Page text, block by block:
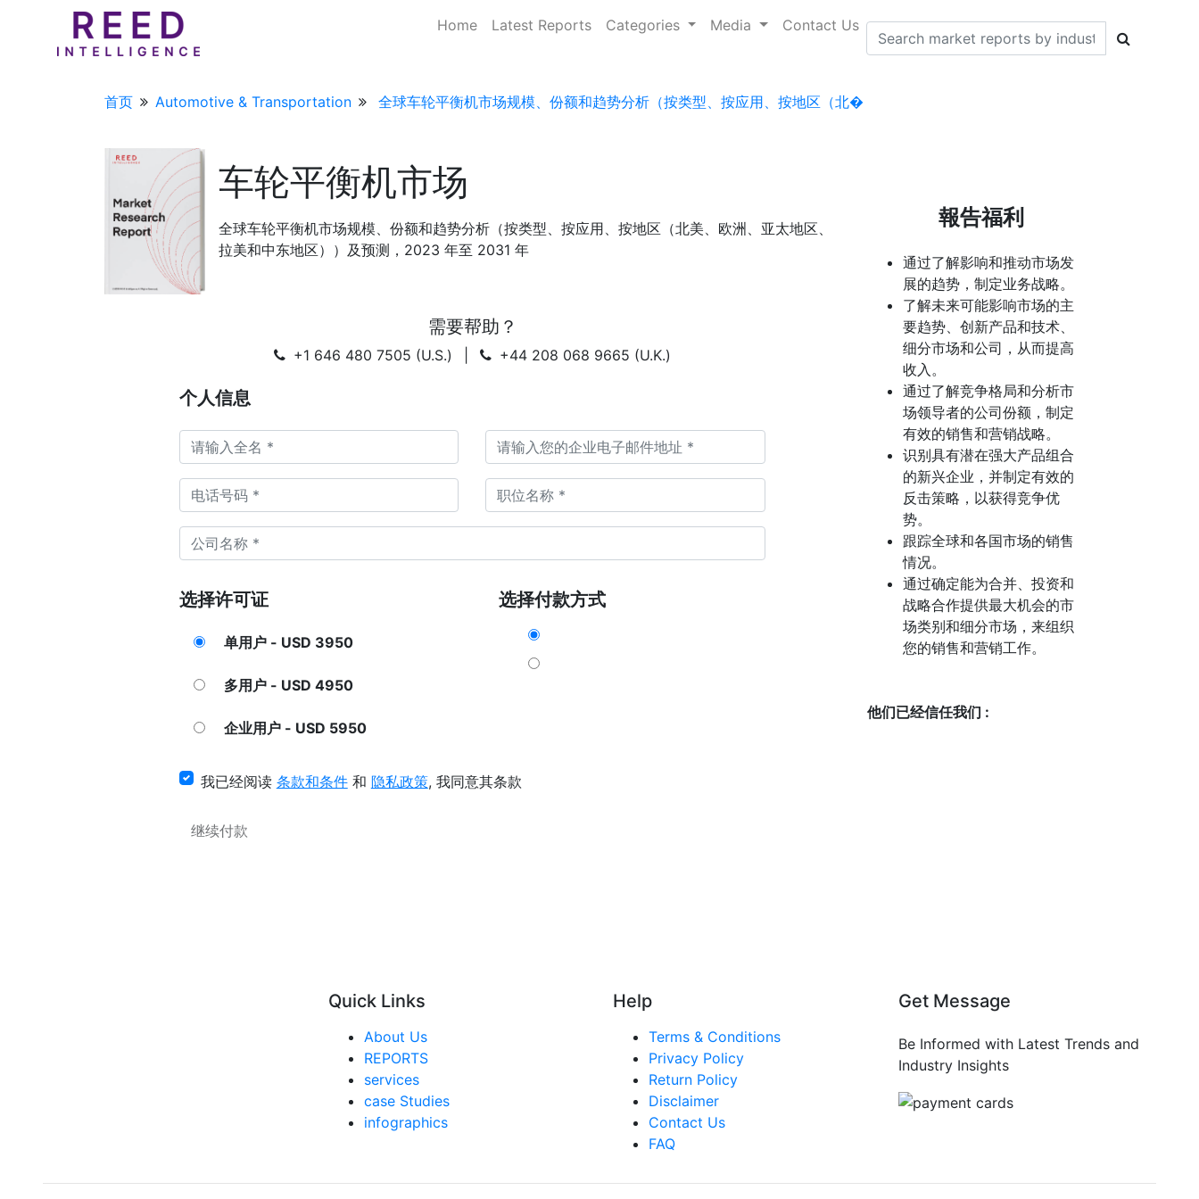
Home Latest Reports Categories Media Contact Us
首页 Automotive & Transportation 全球车轮平衡机市场规模、份额和趋势分析（按类型、按应用、按地区（北�
车轮平衡机市场
全球车轮平衡机市场规模、份额和趋势分析（按类型、按应用、按地区（北美、欧洲、亚太地区、
拉美和中东地区））及预测，2023 年至 2031 年
需要帮助？
+1 646 480 7505 (U.S.) +44 208 068 9665 (U.K.)
个人信息
选择许可证
单用户 - USD 3950
多用户 - USD 4950
企业用户 - USD 5950
选择付款方式
我已经阅读 条款和条件和 隐私政策, 我同意其条款
继续付款
報告福利
通过了解影响和推动市场发
展的趋势，制定业务战略。
了解未来可能影响市场的主
要趋势、创新产品和技术、
细分市场和公司，从而提高
收入。
通过了解竞争格局和分析市
场领导者的公司份额，制定
有效的销售和营销战略。
识别具有潜在强大产品组合
的新兴企业，并制定有效的
反击策略，以获得竞争优
势。
跟踪全球和各国市场的销售
情况。
通过确定能为合并、投资和
战略合作提供最大机会的市
场类别和细分市场，来组织
您的销售和营销工作。
他们已经信任我们 :
Quick Links
About Us
REPORTS
services
case Studies
infographics
Help
Terms & Conditions
Privacy Policy
Return Policy
Disclaimer
Contact Us
FAQ
Get Message
Be Informed with Latest Trends and
Industry Insights